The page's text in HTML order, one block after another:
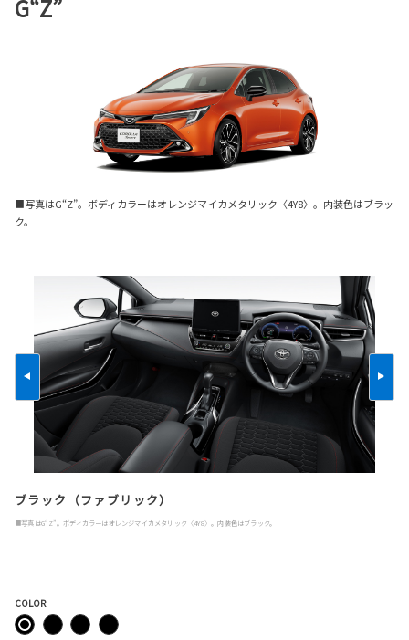
G“Z”
■写真はG“Z”。ボディカラーはオレンジマイカメタリック〈4Y8〉。内装色はブラッ
ク。
ブラック（ファブリック）
■写真はG“Z”。ボディカラーはオレンジマイカメタリック〈4Y8〉。内装色はブラック。
COLOR